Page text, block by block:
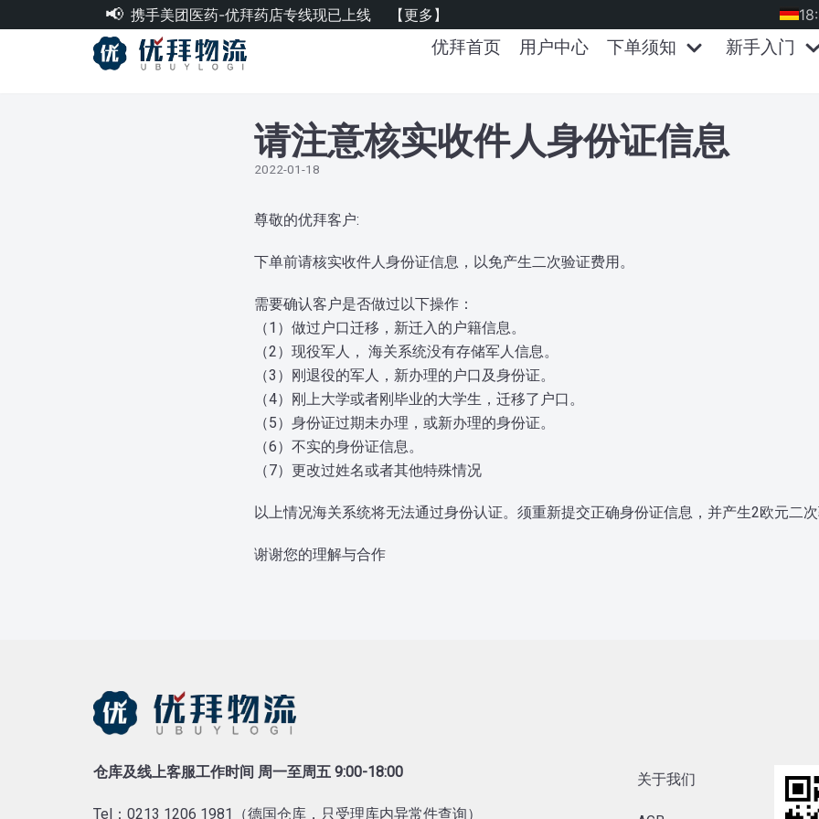
优拜首页 用户中心 下单须知 新手入门
携手美团医药-优拜药店专线现已上线 【更多】
请注意核实收件人身份证信息
2022-01-18
尊敬的优拜客户:
下单前请核实收件人身份证信息，以免产生二次验证费用。
需要确认客户是否做过以下操作：
（1）做过户口迁移，新迁入的户籍信息。
（2）现役军人， 海关系统没有存储军人信息。
（3）刚退役的军人，新办理的户口及身份证。
（4）刚上大学或者刚毕业的大学生，迁移了户口。
（5）身份证过期未办理，或新办理的身份证。
（6）不实的身份证信息。
（7）更改过姓名或者其他特殊情况
以上情况海关系统将无法通过身份认证。须重新提交正确身份证信息，并产生2欧元二
谢谢您的理解与合作
仓库及线上客服工作时间 周一至周五 9:00-18:00
Tel：0213 1206 1981（德国仓库，只受理库内异常件查询）
关于我们